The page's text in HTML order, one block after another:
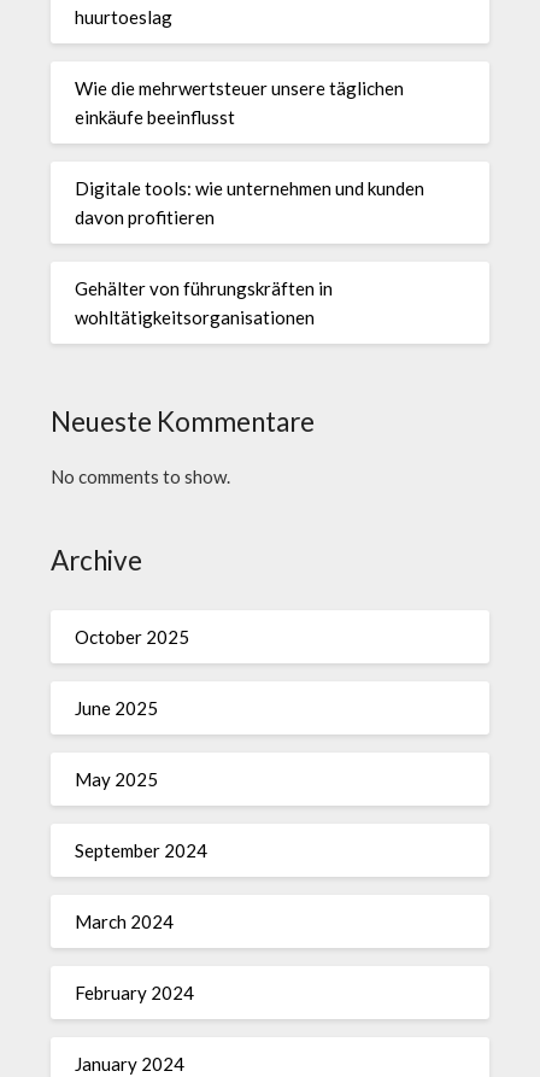
huurtoeslag
Wie die mehrwertsteuer unsere täglichen
einkäufe beeinflusst
Digitale tools: wie unternehmen und kunden
davon profitieren
Gehälter von führungskräften in
wohltätigkeitsorganisationen
Neueste Kommentare
No comments to show.
Archive
October 2025
June 2025
May 2025
September 2024
March 2024
February 2024
January 2024